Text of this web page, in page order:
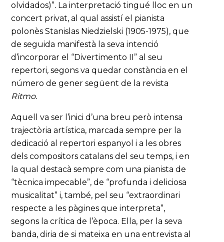
olvidados)”. La interpretació tingué lloc en un
concert privat, al qual assistí el pianista
polonès Stanislas Niedzielski (1905-1975), que
de seguida manifestà la seva intenció
d’incorporar el “Divertimento II” al seu
repertori,segons va quedar constància en el
número de gener següent de la revista
Ritmo.
Aquell va ser l’inici d’una breu però intensa
trajectòria artística, marcada sempre per la
dedicació al repertori espanyol i a les obres
dels compositors catalans del seu temps, i en
la qual destacà sempre com una pianista de
“tècnica impecable”, de “profunda i deliciosa
musicalitat” i, també, pel seu “extraordinari
respecte a les pàgines que interpreta”,
segons la crítica de l’època. Ella, per la seva
banda, diria de si mateixa en una entrevista al